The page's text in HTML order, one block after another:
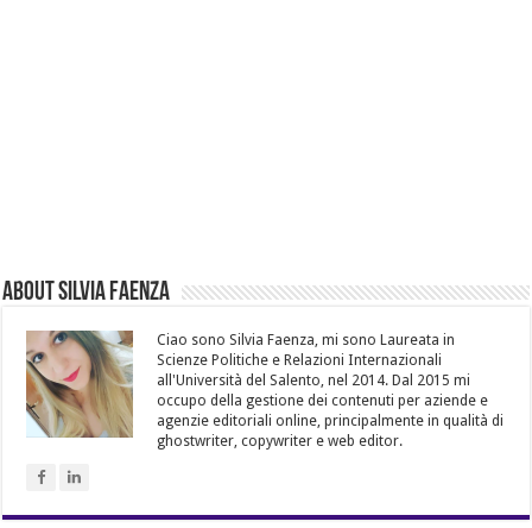
About Silvia Faenza
Ciao sono Silvia Faenza, mi sono Laureata in
Scienze Politiche e Relazioni Internazionali
all'Università del Salento, nel 2014. Dal 2015 mi
occupo della gestione dei contenuti per aziende e
agenzie editoriali online, principalmente in qualità di
ghostwriter, copywriter e web editor.